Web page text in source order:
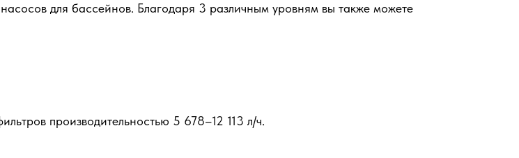
для бассейнов. Благодаря 3 различным уровням вы также можете
производительностью 5 678–12 113 л/ч.